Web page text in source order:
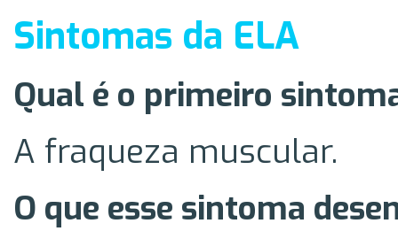
Sintomas da ELA
Qual é o primeiro
A fraqueza muscular.
O que esse sintoma